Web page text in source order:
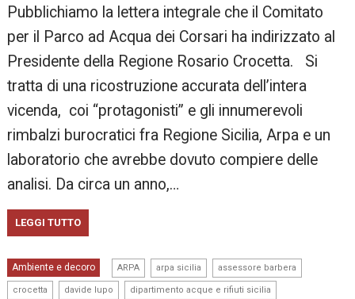
Pubblichiamo la lettera integrale che il Comitato
per il Parco ad Acqua dei Corsari ha indirizzato al
Presidente della Regione Rosario Crocetta. Si
tratta di una ricostruzione accurata dell’intera
vicenda, coi “protagonisti” e gli innumerevoli
rimbalzi burocratici fra Regione Sicilia, Arpa e un
laboratorio che avrebbe dovuto compiere delle
analisi. Da circa un anno,…
LEGGI TUTTO
Ambiente e decoro ARPA arpa sicilia assessore barbera
crocetta davide lupo dipartimento acque e rifiuti sicilia